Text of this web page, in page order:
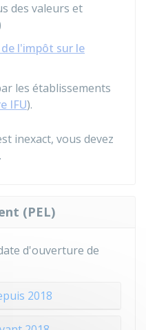
des valeurs et
l'impôt sur le
les établissements
IFU).
inexact, vous devez
(PEL)
d'ouverture de
2018